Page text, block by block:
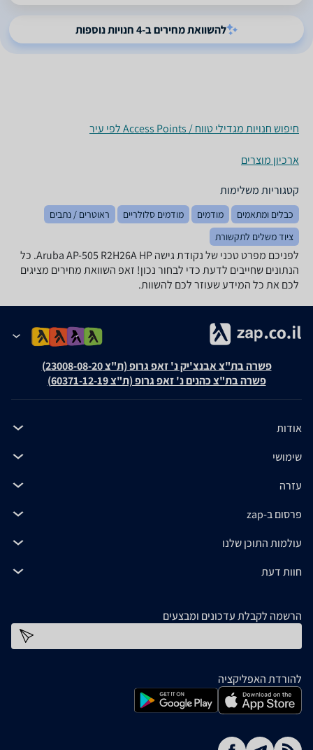
להשוואת מחירים ב-4 חנויות נוספות
חיפוש חנויות מגדילי טווח / Access Points לפי עיר
ארכיון מוצרים
קטגוריות משלימות
כבלים ומתאמים מודמים מודמים סלולריים
ראוטרים / נתבים
ציוד משלים לתקשורת
לפניכם מפרט טכני של ‏נקודת גישה Aruba AP-505 R2H26A HP. כל
הנתונים שחייבים לדעת כדי לבחור נכון! זאפ השוואת מחירים מציגים
לכם את כל המידע שעוזר לכם להשוות.
פשרה בת"צ אבנצ'יק נ' זאפ גרופ (ת"צ 23008-08-20)
פשרה בת"צ כהנים נ' זאפ גרופ (ת"צ 60371-12-19)
אודות
שימושי
עזרה
פרסום ב-zap
עולמות התוכן שלנו
חוות דעת
הרשמה לקבלת עדכונים ומבצעים
להורדת האפליקציה